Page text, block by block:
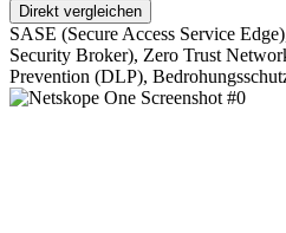
Direkt vergleichen
SASE (Secure Access Service
Security Broker), Zero Trust
Prevention (DLP),